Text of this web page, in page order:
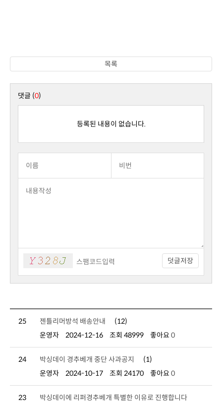
목록
댓글 (0)
등록된 내용이 없습니다.
덧글저장
25 젠틀리머방석 배송안내
(12)
운영자
2024-12-16 조회 48999 좋아요 0
24 박싱데이 경추베개 중단 사과공지
(1)
운영자
2024-10-17 조회 24170 좋아요 0
23 박싱데이에 리퍼경추베개 특별한 이유로 진행합니다